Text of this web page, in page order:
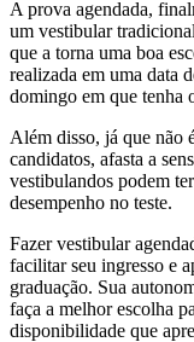
A prova agendada,
um vestibular
que a torna uma boa
realizada em uma data
domingo em que tenha
Além disso, já que não
candidatos, afasta a
vestibulandos podem
desempenho no teste.
Fazer vestibular
facilitar seu ingresso e
graduação. Sua
faça a melhor escolha
disponibilidade que